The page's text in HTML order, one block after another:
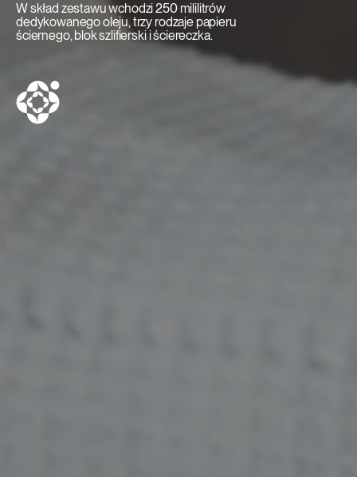
W skład zestawu wchodzi 250 mililitrów
dedykowanego oleju, trzy rodzaje papieru
ściernego, blok szlifierski i ściereczka.